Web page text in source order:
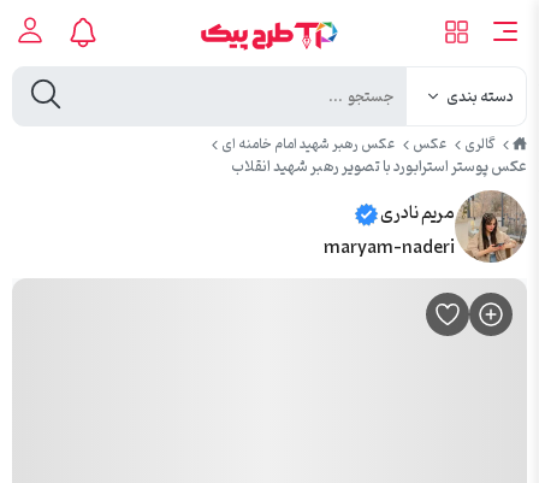
دسته بندی
طرح
پیک
گالری عکس عکس رهبر شهید امام خامنه ای
عکس پوستر استرابورد با تصویر رهبر شهید انقلاب
مریم نادری
maryam-naderi